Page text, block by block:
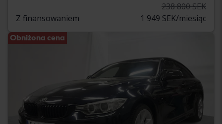
238 800 SEK
Z finansowaniem
1 949 SEK/miesiąc
Obniżona cena